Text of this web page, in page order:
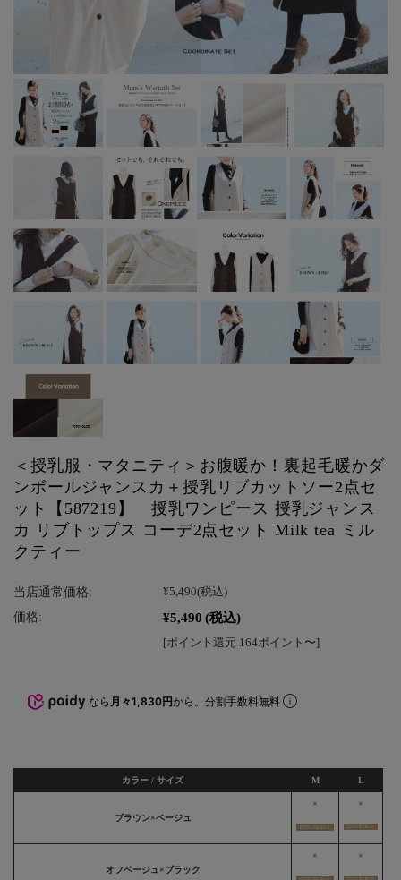
＜授乳服・マタニティ＞お腹暖か！裏起毛暖かダ
ンボールジャンスカ＋授乳リブカットソー2点セ
ット【587219】 授乳ワンピース 授乳ジャンス
カ リブトップス コーデ2点セット Milk tea ミル
クティー
当店通常価格: ¥5,490(税込)
価格: ¥5,490 (税込)
[ポイント還元 164ポイント〜]
なら 月々1,830円から。分割手数料無料
カラー / サイズ M L
ブラウン×ベージュ
× ×
オフベージュ×ブラック
× ×